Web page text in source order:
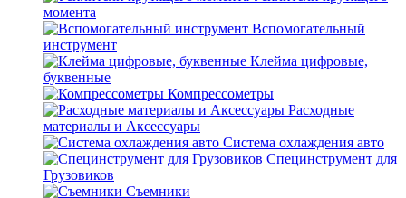
момента
Вспомогательный
инструмент
Клейма цифровые,
буквенные
Компрессометры
Расходные
материалы и Аксессуары
Система охлаждения авто
Специнструмент для
Грузовиков
Съемники